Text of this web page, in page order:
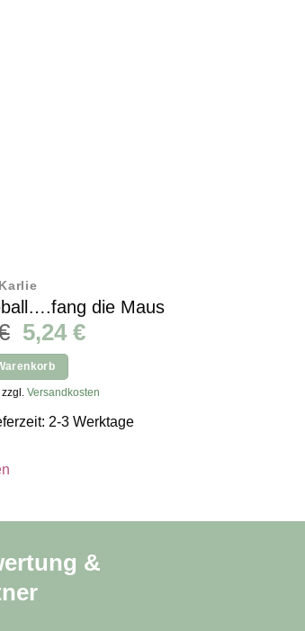
Karlie
die Maus
Ursprünglicher
Preis
war:
7,49 €
5,24€Aktueller
5,24 €.
Versandkosten
2-3 Werktage
&